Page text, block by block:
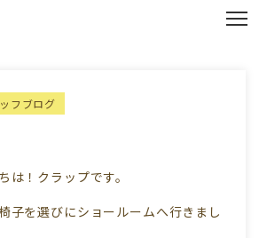
フブログ
は！クラップです。
子を選びにショールームへ行きまし